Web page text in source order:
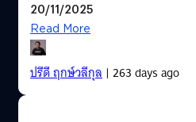
20/11/2025
Read More
ปรีดี ฤกษ์วลีกุล| 263 days ago